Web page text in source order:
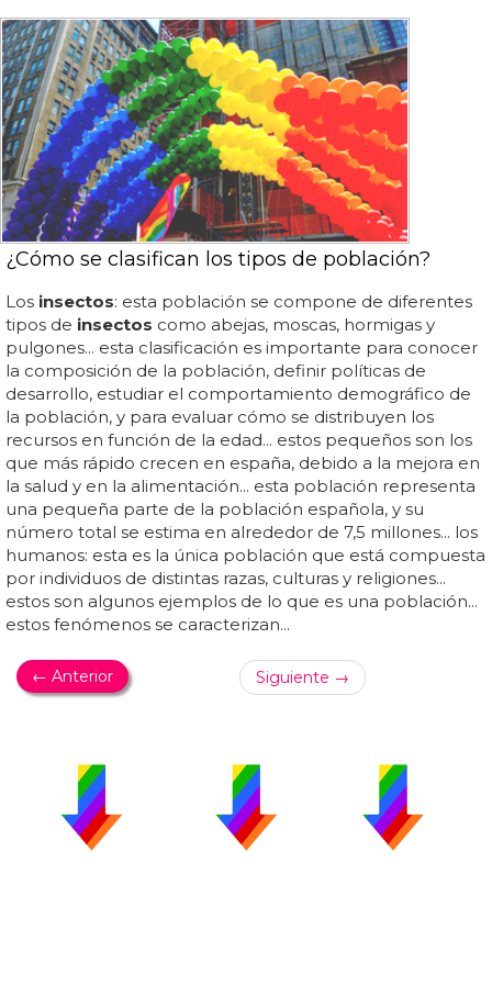
¿Cómo se clasifican los tipos de población?
Los insectos: esta población se compone de diferentes
tipos de insectos como abejas, moscas, hormigas y
pulgones... esta clasificación es importante para conocer
la composición de la población, definir políticas de
desarrollo, estudiar el comportamiento demográfico de
la población, y para evaluar cómo se distribuyen los
recursos en función de la edad... estos pequeños son los
que más rápido crecen en españa, debido a la mejora en
la salud y en la alimentación... esta población representa
una pequeña parte de la población española, y su
número total se estima en alrededor de 7,5 millones... los
humanos: esta es la única población que está compuesta
por individuos de distintas razas, culturas y religiones...
estos son algunos ejemplos de lo que es una población...
estos fenómenos se caracterizan...
← Anterior Siguiente →